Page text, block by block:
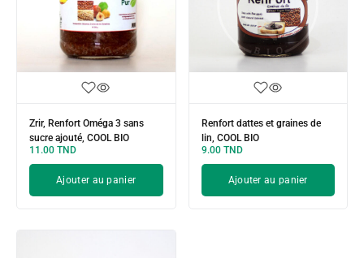
Zrir, Renfort Oméga 3 sans
sucre ajouté, COOL BIO
11.00 TND
Ajouter au panier
Renfort dattes et graines de
lin, COOL BIO
9.00 TND
Ajouter au panier